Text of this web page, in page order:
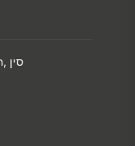
Add: 1-5F, מספר 8, Gaoqi דרום 12, Xiamen, סין